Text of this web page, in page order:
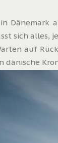
sich alles,
auf